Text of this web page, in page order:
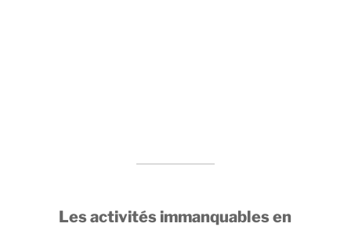
Les activités immanquables en